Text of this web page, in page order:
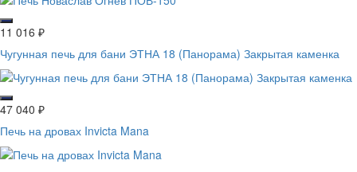
11 016 ₽
Чугунная печь для бани ЭТНА 18 (Панорама) Закрытая каменка
47 040 ₽
Печь на дровах Invicta Mana